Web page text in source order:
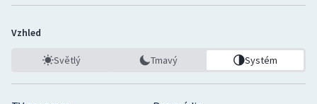
Vzhled
Světlý Tmavý Systém